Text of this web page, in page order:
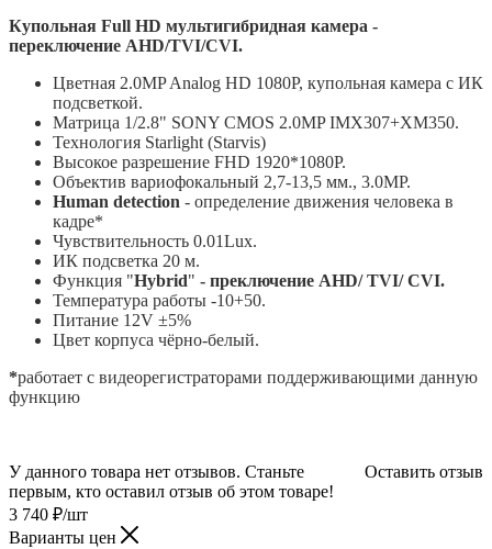
Купольная Full HD мультигибридная камера -
переключение AHD/TVI/CVI.
Цветная 2.0MP Analog HD 1080P, купольная камера с ИК
подсветкой.
Матрица 1/2.8" SONY CMOS 2.0MP IMX307+XM350.
Технология Starlight (Starvis)
Высокое разрешение FHD 1920*1080P.
Объектив вариофокальный 2,7-13,5 мм., 3.0MP.
Human detection - определение движения человека в
кадре*
Чувствительность 0.01Lux.
ИК подсветка 20 м.
Функция "Hybrid" - преключение AHD/ TVI/ CVI.
Температура работы -10+50.
Питание 12V ±5%
Цвет корпуса чёрно-белый.
*работает с видеорегистраторами поддерживающими данную
функцию
Оставить отзыв
У данного товара нет отзывов. Станьте
первым, кто оставил отзыв об этом товаре!
3 740 ₽/шт
Варианты цен